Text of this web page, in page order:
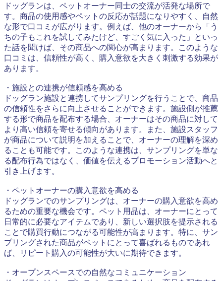
ドッグランは、ペットオーナー同士の交流が活発な場所で
す。商品の使用感やペットの反応が話題になりやすく、自然
な形で口コミが広がります。例えば、他のオーナーから「う
ちの子もこれを試してみたけど、すごく気に入った」といっ
た話を聞けば、その商品への関心が高まります。このような
口コミは、信頼性が高く、購入意欲を大きく刺激する効果が
あります。
・施設との連携が信頼感を高める
ドッグラン施設と連携してサンプリングを行うことで、商品
の信頼性をさらに向上させることができます。施設側が推薦
する形で商品を配布する場合、オーナーはその商品に対して
より高い信頼を寄せる傾向があります。また、施設スタッフ
が商品について説明を加えることで、オーナーの理解を深め
ることも可能です。このような連携は、サンプリングを単な
る配布行為ではなく、価値を伝えるプロモーション活動へと
引き上げます。
・ペットオーナーの購入意欲を高める
ドッグランでのサンプリングは、オーナーの購入意欲を高め
るための重要な機会です。ペット用品は、オーナーにとって
日常的に必要なアイテムであり、新しい選択肢を提示される
ことで購買行動につながる可能性が高まります。特に、サン
プリングされた商品がペットにとって喜ばれるものであれ
ば、リピート購入の可能性が大いに期待できます。
・オープンスペースでの自然なコミュニケーション